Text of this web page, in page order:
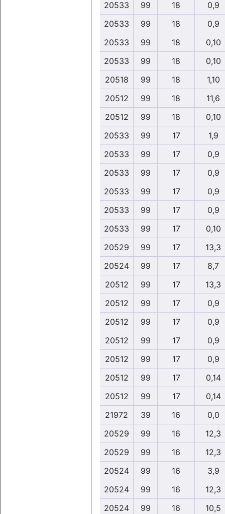
20533
99 18
0,9
20533
99 18
0,9
20533
99 18
0,10
20533
99 18
0,10
20518
99 18
1,10
20512
99 18
11,6
20512
99 18
0,10
20533
99 17
1,9
20533
99 17
0,9
20533
99 17
0,9
20533
99 17
0,9
20533
99 17
0,9
20533
99 17
0,10
20529
99 17
13,3
20524
99 17
8,7
20512
99 17
13,3
20512
99 17
0,9
20512
99 17
0,9
20512
99 17
0,9
20512
99 17
0,9
20512
99 17
0,14
20512
99 17
0,14
21972
39 16
0,0
20529
99 16
12,3
20529
99 16
12,3
20524
99 16
3,9
20524
99 16
12,3
20524
99 16
10,5